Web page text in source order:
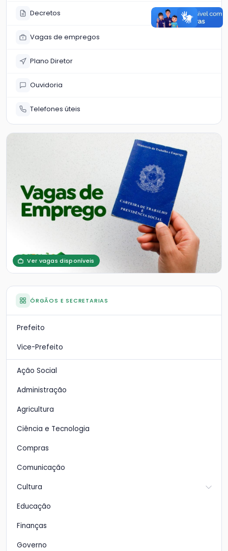
Decretos
Vagas de empregos
Plano Diretor
Ouvidoria
Telefones úteis
Ver vagas disponíveis
ÓRGÃOS E SECRETARIAS
Prefeito
Vice-Prefeito
Ação Social
Administração
Agricultura
Ciência e Tecnologia
Compras
Comunicação
Cultura
Educação
Finanças
Governo